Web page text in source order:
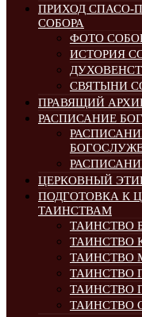
ПРИХОД СПАСО-
СОБОРА
ФОТО
ИСТОРИЯ
СВЯТЫНИ
ПРАВЯЩИЙ
РАСПИСАНИЕ
ЦЕРКОВНЫЙ
ПОДГОТОВКА К
ТАИНСТВАМ
ТАИНСТВО
ТАИНСТВО
ТАИНСТВО
ТАИНСТВО
ТАИНСТВО
ТАИНСТВО